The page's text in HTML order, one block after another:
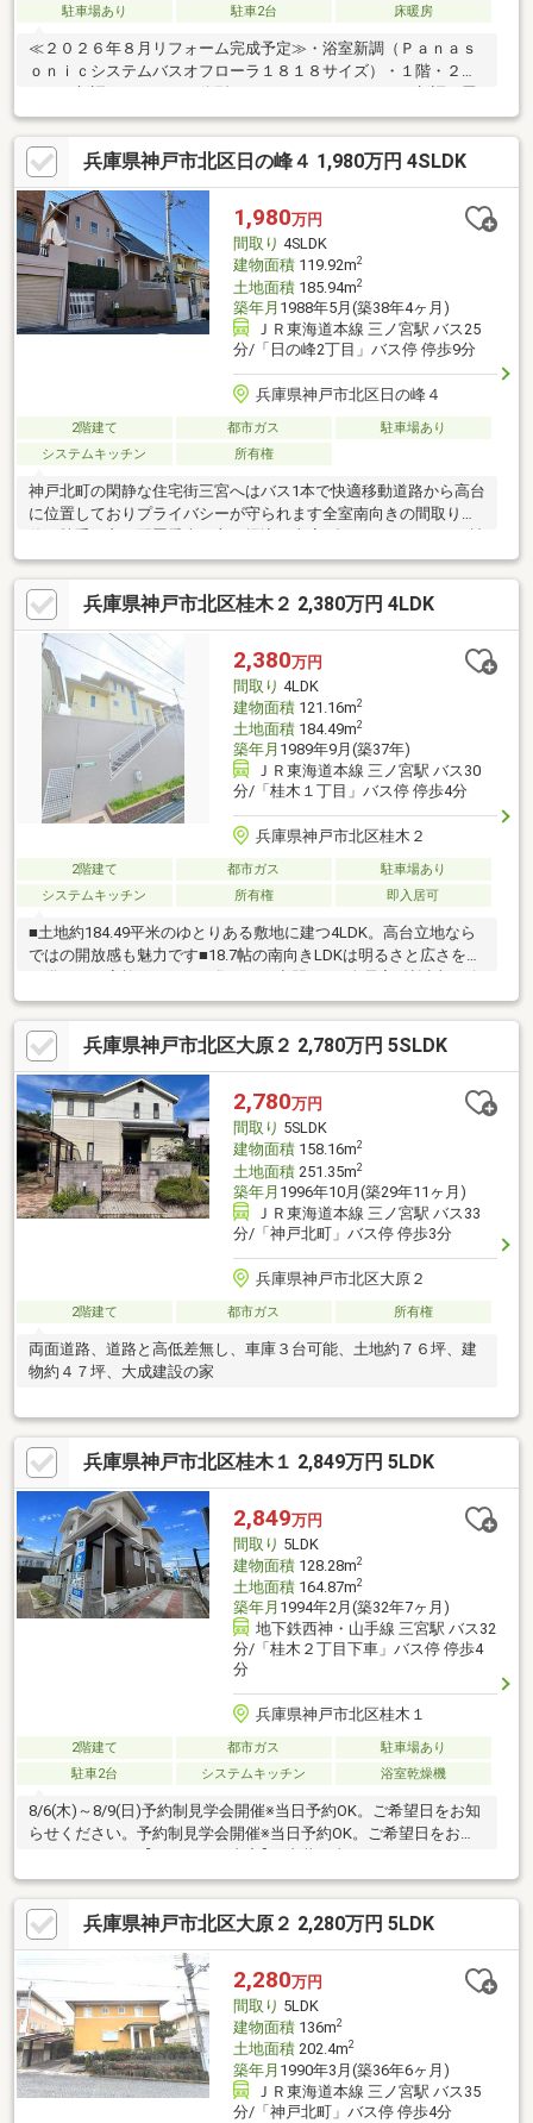
駐車場あり
駐車2台 床暖房
≪２０２６年８月リフォーム完成予定≫・浴室新調（Ｐａｎａｓ
ｏｎｉｃシステムバスオフローラ１８１８サイズ）・１階・２階
表替え・襖貼替え家族団欒の時間がとれる、お手入れのしやすさ
を重視した水回りリフォーム。☆コモンステージ桂木☆積水ハウ
ス施工☆土地面積５０.４１坪☆南東角地で日当たり良好、明るい
お住まいです。☆ＬＤＫは約２３．０帖の広さがございます。☆
駐車スペース２台駐車可能（車種による）☆浴室バルコニー付☆
主寝室に書斎スペースがあり、在宅ワークに便利です。☆室内丁
寧にお使いです。
兵庫県神戸市北区日の峰４ 1,980万円 4SLDK
1,980万円
間取り 4SLDK
建物面積119.92m2
土地面積185.94m2
築年月 1988年5月(築38年4ヶ月)
ＪＲ東海道本線 三ノ宮駅 バス25
分/「日の峰2丁目」バス停 停歩9分
兵庫県神戸市北区日の峰４
2階建て 都市ガス
駐車場あり
システムキッチン
所有権
神戸北町の閑静な住宅街三宮へはバス1本で快適移動道路から高台
に位置しておりプライバシーが守られます全室南向きの間取り・
条件・ご相談ください
兵庫県神戸市北区桂木２ 2,380万円 4LDK
2,380万円
間取り 4LDK
建物面積121.16m2
土地面積184.49m2
築年月 1989年9月(築37年)
ＪＲ東海道本線 三ノ宮駅 バス30
分/「桂木１丁目」バス停 停歩4分
兵庫県神戸市北区桂木２
2階建て 都市ガス
駐車場あり
システムキッチン
所有権 即入居可
■土地約184.49平米のゆとりある敷地に建つ4LDK。高台立地なら
ではの開放感も魅力です■18.7帖の南向きLDKは明るさと広さを兼
保し、主寝室にはWIC付き。家族それぞれのプライベート空間も
大切にできます■食洗機付きキッチンや追焚機能付き浴室など、
毎日の家事負担を軽減する設備も充実■庭10坪以上のゆとりがあ
り、お子さまの外遊びやガーデニングも楽しみやすい住まいです
■内外装リフォーム済みで、気持ちよく新生活を始めやすいのも
嬉しいポイント■小学校や公園も身近で子育て世帯にもなじみや
すい住環境。ぜひ現地でご体感ください
兵庫県神戸市北区大原２ 2,780万円 5SLDK
2,780万円
間取り 5SLDK
建物面積158.16m2
土地面積251.35m2
築年月 1996年10月(築29年11ヶ月)
ＪＲ東海道本線 三ノ宮駅 バス33
分/「神戸北町」バス停 停歩3分
兵庫県神戸市北区大原２
2階建て 都市ガス 所有権
両面道路、道路と高低差無し、車庫３台可能、土地約７６坪、建
物約４７坪、大成建設の家
兵庫県神戸市北区桂木１ 2,849万円 5LDK
2,849万円
間取り 5LDK
建物面積128.28m2
土地面積164.87m2
築年月 1994年2月(築32年7ヶ月)
地下鉄西神・山手線 三宮駅 バス32
分/「桂木２丁目下車」バス停 停歩4
分
兵庫県神戸市北区桂木１
2階建て 都市ガス
駐車場あり
駐車2台
システムキッチン 浴室乾燥機
8/6(木)～8/9(日)予約制見学会開催※当日予約OK。ご希望日をお知
らせください。予約制見学会開催※当日予約OK。ご希望日をお知
交換、ユニットバス交換、温水洗浄便座トイレ交換、洗面化粧台
交換、フローリング上張り、クロス張替え、畳表替え、クッショ
ンフロア張替え、給湯器交換【おすすめポイント】・雨漏り、構
造上主要な部分の欠陥や・腐食、給排水管の故障や漏水について
お引渡しより２年間保証・シロアリ防除工事施工後5年間保証・新
品の照明器具設置済みなので入居後にすぐに生活が始められま
す・返済額や融資可
兵庫県神戸市北区大原２ 2,280万円 5LDK
2,280万円
間取り 5LDK
建物面積136m2
土地面積202.4m2
築年月 1990年3月(築36年6ヶ月)
ＪＲ東海道本線 三ノ宮駅 バス35
分/「神戸北町」バス停 停歩4分